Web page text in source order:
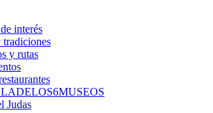
interés
tradiciones
y rutas
Judas